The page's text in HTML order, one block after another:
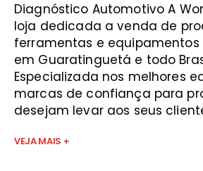
Diagnóstico Automotivo A
loja dedicada a venda de
ferramentas e
em Guaratinguetá e todo
Especializada nos melhores
marcas de confiança para
desejam levar aos seus
VEJA MAIS +